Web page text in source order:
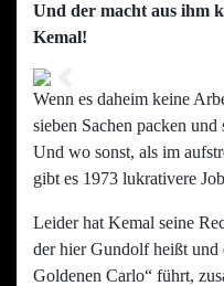
Und der macht aus ihm
Kemal!
Previous
Wenn es daheim keine
sieben Sachen packen
Und wo sonst, als im
gibt es 1973 lukrativere
Leider hat Kemal seine
der hier Gundolf heißt und
Goldenen Carlo“ führt,